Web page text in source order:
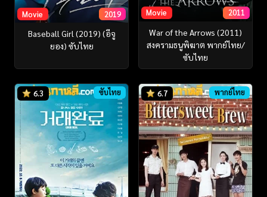
Movie 2019
Baseball Girl (2019) (อีจู
ยอง) ซับไทย
Movie 2011
War of the Arrows (2011)
สงครามธนูพิฆาต พากย์ไทย/
ซับไทย
6.3 ซับไทย 6.7 พากย์ไทย